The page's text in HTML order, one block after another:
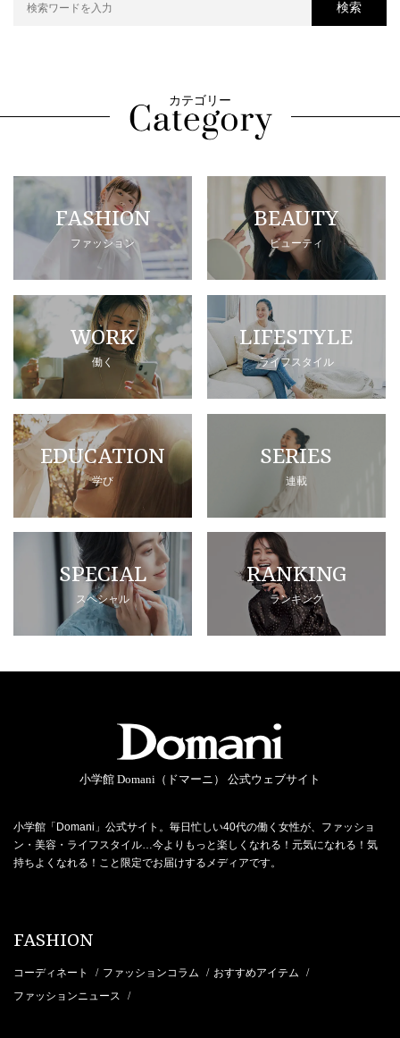
検索
カテゴリー
FASHION
ファッション
BEAUTY
ビューティ
WORK
働く
LIFESTYLE
ライフスタイル
EDUCATION
学び
SERIES
連載
SPECIAL
スペシャル
RANKING
ランキング
小学館 Domani（ドマーニ） 公式ウェブサイト
小学館「Domani」公式サイト。毎日忙しい40代の働く女性が、ファッショ
ン・美容・ライフスタイル…今よりもっと楽しくなれる！元気になれる！気
持ちよくなれる！こと限定でお届けするメディアです。
FASHION
コーディネート / ファッションコラム / おすすめアイテム /
ファッションニュース /